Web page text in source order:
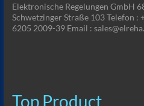
Elektronische Regelungen GmbH
Schwetzinger Straße 103 Telefon :
6205 2009-39 Email :
Top Product